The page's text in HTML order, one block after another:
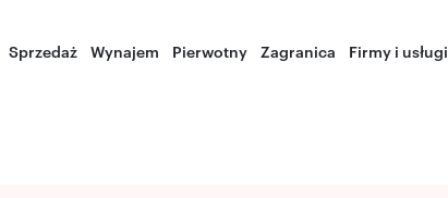
Sprzedaż Wynajem Pierwotny Zagranica Firmy i usługi